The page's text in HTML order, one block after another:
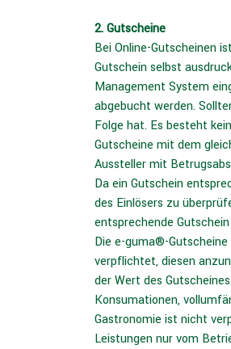
2. Gutscheine
Bei Online-Gutscheinen
Gutschein selbst
Management System
abgebucht werden.
Folge hat. Es besteht
Gutscheine mit dem
Aussteller mit
Da ein Gutschein
des Einlösers zu
entsprechende
Die e-guma®-
verpflichtet, diesen
der Wert des
Konsumationen,
Gastronomie ist nicht
Leistungen nur vom